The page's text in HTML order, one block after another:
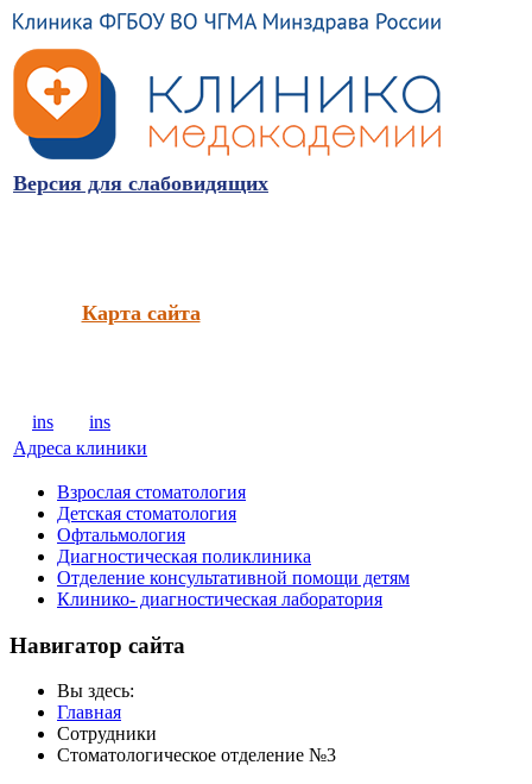
Версия для слабовидящих
Карта сайта
ins
ins
Адреса клиники
Взрослая стоматология
Детская стоматология
Офтальмология
Диагностическая поликлиника
Отделение консультативной помощи детям
Клинико- диагностическая лаборатория
Навигатор сайта
Вы здесь:
Главная
Сотрудники
Стоматологическое отделение №3